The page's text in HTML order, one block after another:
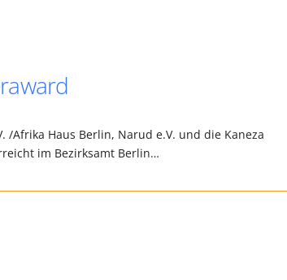
/Afrika Haus Berlin, Narud e.V. und die Kaneza
im Bezirksamt Berlin…